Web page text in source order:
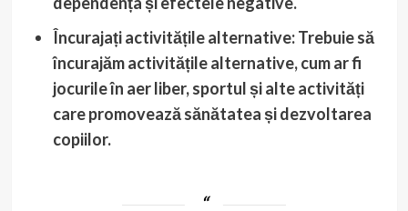
Încurajați activitățile alternative: Trebuie să
încurajăm activitățile alternative, cum ar fi
jocurile în aer liber, sportul și alte activități
care promovează sănătatea și dezvoltarea
copiilor.